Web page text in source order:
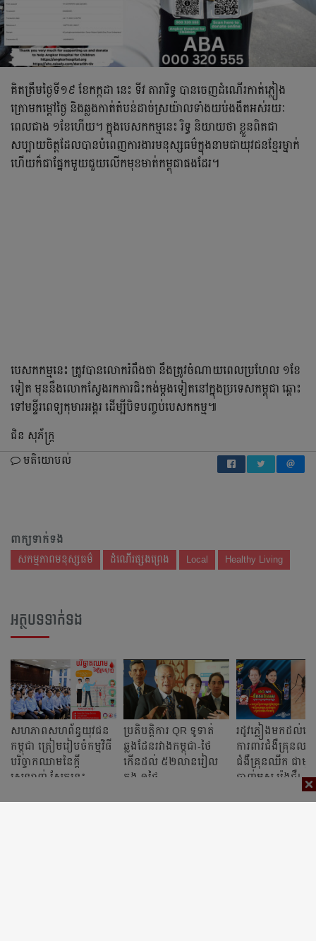
គិតត្រឹមថ្ងៃទី១៩ ខែកក្កដា នេះ ទីវ តារារិទ្ធ បានចេញដំណើរកាត់ភ្លៀង
ក្រោមកម្ដៅថ្ងៃ និងឆ្លងកាត់តំបន់ដាច់ស្រយ៉ាលទាំងយប់ងងឹតអស់រយៈ
ពេលជាង ១ខែហើយ។ ក្នុងបេសកកម្មនេះ រិទ្ធ និយាយថា ខ្លួនពិតជា
សប្បាយចិត្ដដែលបានបំពេញការងារមនុស្សធម៌ក្នុងនាមជាយុវជនខ្មែរម្នាក់
ហើយក៏ជាផ្នែកមួយជួយលើកមុខមាត់កម្ពុជាផងដែរ។
បេសកកម្មនេះ ត្រូវបានលោករំពឹងថា នឹងត្រូវចំណាយពេលប្រហែល ១ខែ
ទៀត មុននឹងលោកស្វែងរកការជិះកង់ម្ដងទៀតនៅក្នុងប្រទេសកម្ពុជា ឆ្ពោះ
ទៅមន្ទីរពេទ្យកុមារអង្គរ ដើម្បីបិទបញ្ចប់បេសកកម្ម៕
ជិន សុភ័ក្ដ្រ
មតិយោបល់
ពាក្យទាក់ទង
សកម្មភាពមនុស្សធម៌ ដំណើរផ្សងព្រេង Local Healthy Living
អត្ថបទទាក់ទង
សហភាពសហព័ន្ធយុវជន
កម្ពុជា ត្រៀមរៀបចំកម្មវិធី​
បរិច្ចាកឈាមនៃក្ដី
ស្រឡាញ់ ស្អែកនេះ
ប្រតិបត្ដិការ QR ទូទាត់
ឆ្លងដែនរវាងកម្ពុជា-ថៃ
កើនដល់ ៥២លានរៀល
ក្នុង ១ថ្ងៃ
រដូវភ្លៀងមកដល់ហ
ការពារជំងឺគ្រុនឈ
ជំងឺគ្រុនឈីក ជាមួយ
បាញ់មូស រ៉េងជឺ!